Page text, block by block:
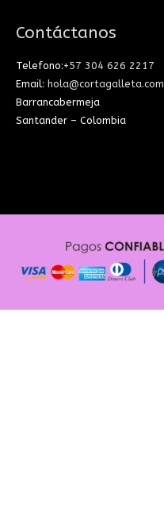
Contáctanos
Telefono:+57 304 626 2217
Email: hola@cortagalleta.com
Barrancabermeja
Santander – Colombia